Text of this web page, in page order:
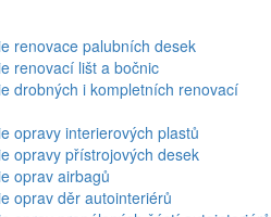
renovace palubních desek
renovací lišt a bočnic
drobných i kompletních renovací
opravy interierových plastů
opravy přístrojových desek
oprav airbagů
oprav děr autointeriérů